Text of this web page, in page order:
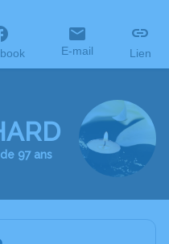
E-mail Lien
97 ans